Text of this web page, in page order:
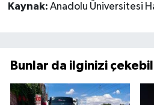
Kaynak: Anadolu Üniversitesi
Bunlar da ilginizi